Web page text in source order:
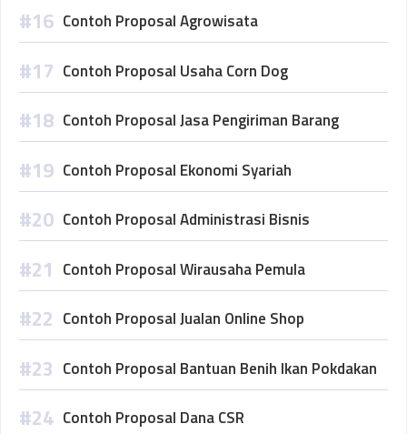
Contoh Proposal Agrowisata
Contoh Proposal Usaha Corn Dog
Contoh Proposal Jasa Pengiriman Barang
Contoh Proposal Ekonomi Syariah
Contoh Proposal Administrasi Bisnis
Contoh Proposal Wirausaha Pemula
Contoh Proposal Jualan Online Shop
Contoh Proposal Bantuan Benih Ikan Pokdakan
Contoh Proposal Dana CSR